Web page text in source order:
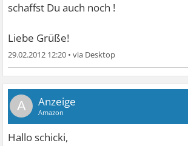
schaffst Du auch noch !
Liebe Grüße!
29.02.2012 12:20 •
A